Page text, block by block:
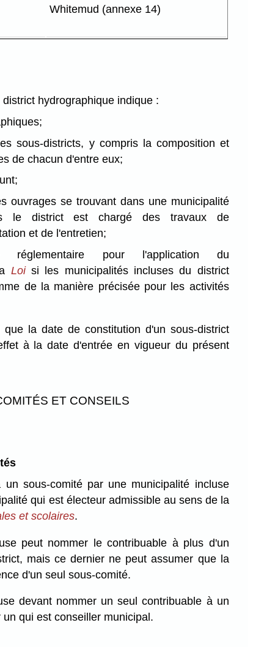
Whitemud (annexe 14)
hydrographique indique :
sous-districts, y compris la composition et
de chacun d'entre eux;
ouvrages se trouvant dans une municipalité
le district est chargé des travaux de
et de l'entretien;
réglementaire pour l'application du
Loisi les municipalités incluses du district
de la manière précisée pour les activités
que la date de constitution d'un sous-district
à la date d'entrée en vigueur du présent
ET CONSEILS
sous-comité par une municipalité incluse
qui est électeur admissible au sens de la
et scolaires.
peut nommer le contribuable à plus d'un
mais ce dernier ne peut assumer que la
d'un seul sous-comité.
devant nommer un seul contribuable à un
qui est conseiller municipal.